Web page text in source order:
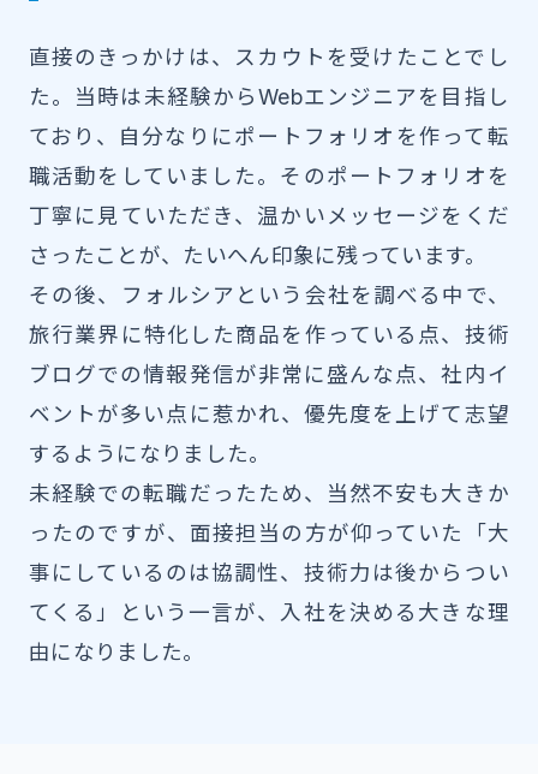
直接のきっかけは、スカウトを受けたことでし
た。当時は未経験からWebエンジニアを目指し
ており、自分なりにポートフォリオを作って転
職活動をしていました。そのポートフォリオを
丁寧に見ていただき、温かいメッセージをくだ
さったことが、たいへん印象に残っています。
その後、フォルシアという会社を調べる中で、
旅行業界に特化した商品を作っている点、技術
ブログでの情報発信が非常に盛んな点、社内イ
ベントが多い点に惹かれ、優先度を上げて志望
するようになりました。
未経験での転職だったため、当然不安も大きか
ったのですが、面接担当の方が仰っていた「大
事にしているのは協調性、技術力は後からつい
てくる」という一言が、入社を決める大きな理
由になりました。